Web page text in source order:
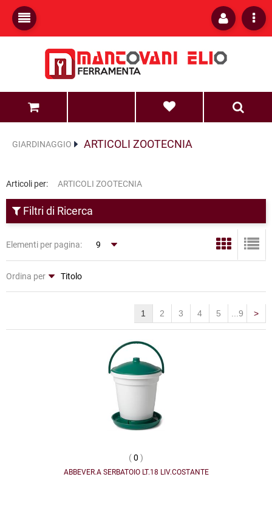
GIARDINAGGIO ARTICOLI ZOOTECNIA
Articoli per: ARTICOLI ZOOTECNIA
Filtri di Ricerca
Elementi per pagina:
Ordina per
1 2 3 4 5 ...9 >
(0 )
ABBEVER.A SERBATOIO LT.18 LIV.COSTANTE